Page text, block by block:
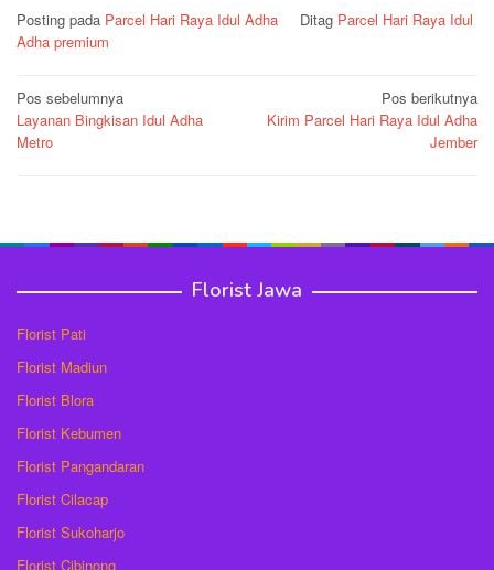
Posting pada Parcel Hari Raya Idul Adha Ditag Parcel Hari Raya Idul
Adha premium
Navigasi
pos
Pos sebelumnya
Layanan Bingkisan Idul Adha
Metro
Pos berikutnya
Kirim Parcel Hari Raya Idul Adha
Jember
Florist Jawa
Florist Pati
Florist Madiun
Florist Blora
Florist Kebumen
Florist Pangandaran
Florist Cilacap
Florist Sukoharjo
Florist Cibinong